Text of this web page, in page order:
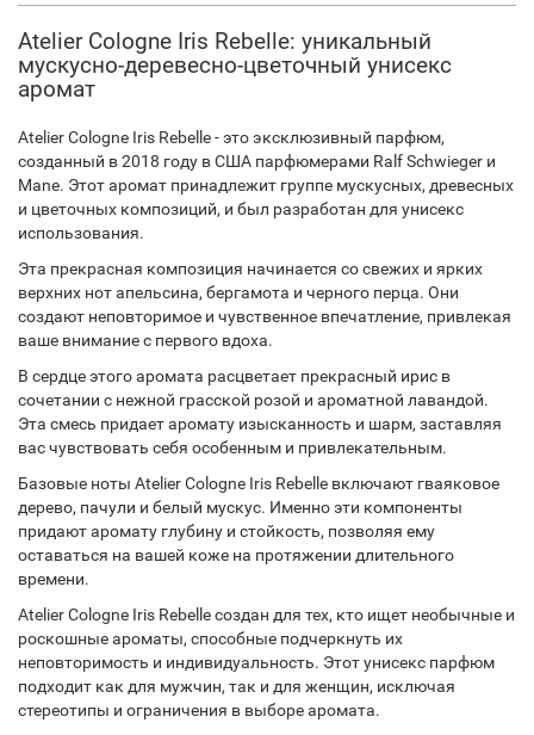
Atelier Cologne Iris Rebelle: уникальный
мускусно-деревесно-цветочный унисекс
аромат
Atelier Cologne Iris Rebelle - это эксклюзивный парфюм,
созданный в 2018 году в США парфюмерами Ralf Schwieger и
Mane. Этот аромат принадлежит группе мускусных, древесных
и цветочных композиций, и был разработан для унисекс
использования.
Эта прекрасная композиция начинается со свежих и ярких
верхних нот апельсина, бергамота и черного перца. Они
создают неповторимое и чувственное впечатление, привлекая
ваше внимание с первого вдоха.
В сердце этого аромата расцветает прекрасный ирис в
сочетании с нежной грасской розой и ароматной лавандой.
Эта смесь придает аромату изысканность и шарм, заставляя
вас чувствовать себя особенным и привлекательным.
Базовые ноты Atelier Cologne Iris Rebelle включают гваяковое
дерево, пачули и белый мускус. Именно эти компоненты
придают аромату глубину и стойкость, позволяя ему
оставаться на вашей коже на протяжении длительного
времени.
Atelier Cologne Iris Rebelle создан для тех, кто ищет необычные и
роскошные ароматы, способные подчеркнуть их
неповторимость и индивидуальность. Этот унисекс парфюм
подходит как для мужчин, так и для женщин, исключая
стереотипы и ограничения в выборе аромата.